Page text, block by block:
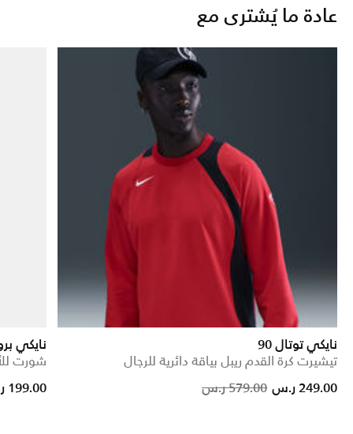
عادة ما يُشترى مع
نايكي توتال 90
تيشيرت كرة القدم ريبل بياقة دائرية للرجال
Price reduced from
579.00 ر.س
to 249.00 ر.س
نايكي
شورت
199.00 ر.س